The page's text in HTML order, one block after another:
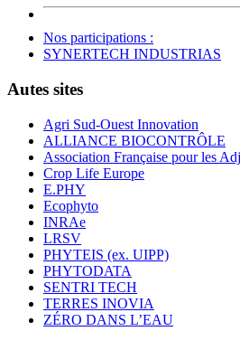
Nos participations :
SYNERTECH INDUSTRIAS
Autes sites
Agri Sud-Ouest Innovation
ALLIANCE BIOCONTRÔLE
Association Française pour les
Crop Life Europe
E.PHY
Ecophyto
INRAe
LRSV
PHYTEIS (ex. UIPP)
PHYTODATA
SENTRI TECH
TERRES INOVIA
ZÉRO DANS L’EAU